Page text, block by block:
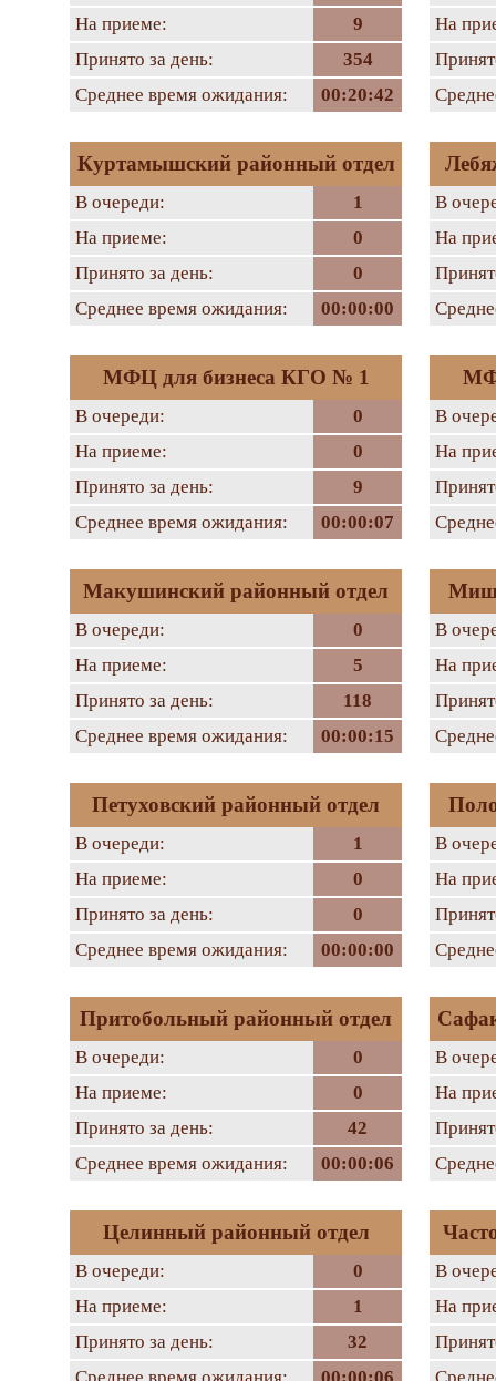
На приеме:
9
Принято за день:
354
Среднее время ожидания:
00:20:42
На
Куртамышский районный отдел
В очереди:
1
На приеме:
0
Принято за день:
0
Среднее время ожидания:
00:00:00
В
На
МФЦ для бизнеса КГО № 1
В очереди:
0
На приеме:
0
Принято за день:
9
Среднее время ожидания:
00:00:07
В
На
Макушинский районный отдел
В очереди:
0
На приеме:
5
Принято за день:
118
Среднее время ожидания:
00:00:15
В
На
Петуховский районный отдел
В очереди:
1
На приеме:
0
Принято за день:
0
Среднее время ожидания:
00:00:00
В
На
Притобольный районный отдел
В очереди:
0
На приеме:
0
Принято за день:
42
Среднее время ожидания:
00:00:06
В
На
Целинный районный отдел
В очереди:
0
На приеме:
1
Принято за день:
32
В
На